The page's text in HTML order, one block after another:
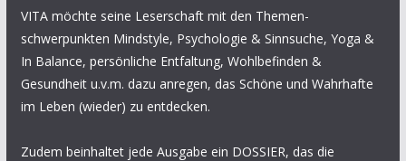
VITA möchte seine Leserschaft mit den Themen-
schwerpunkten Mindstyle, Psychologie & Sinnsuche, Yoga &
In Balance, persönliche Entfaltung, Wohlbefinden &
Gesundheit u.v.m. dazu anregen, das Schöne und Wahrhafte
im Leben (wieder) zu entdecken.
Zudem beinhaltet jede Ausgabe ein DOSSIER, das die